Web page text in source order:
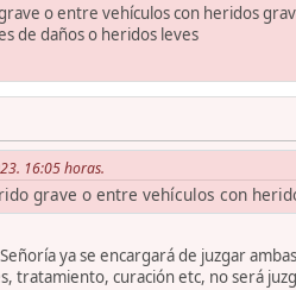
o entre vehículos con heridos
de daños o heridos leves
16:05 horas.
grave o entre vehículos con
ya se encargará de juzgar
tratamiento, curación etc, no será